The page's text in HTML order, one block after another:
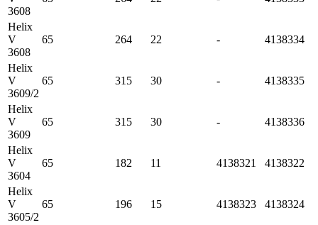
3608
Helix
V
3608
65 264 22 - 4138334
Helix
V
3609/2
65 315 30 - 4138335
Helix
V
3609
65 315 30 - 4138336
Helix
V
3604
65 182 11 4138321 4138322
Helix
V
3605/2
65 196 15 4138323 4138324